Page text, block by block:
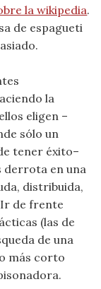
la wikipedia.
de espagueti
la
eligen –
sólo un
tener éxito–
derrota en una
distribuida,
de frente
(las de
de una
más corto